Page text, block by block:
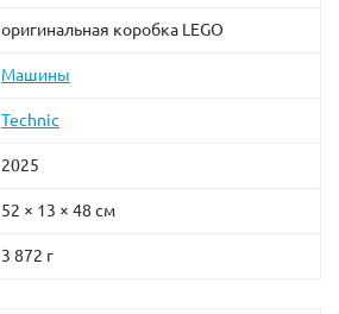
оригинальная коробка LEGO
Машины
Technic
2025
52 × 13 × 48 см
3 872 г